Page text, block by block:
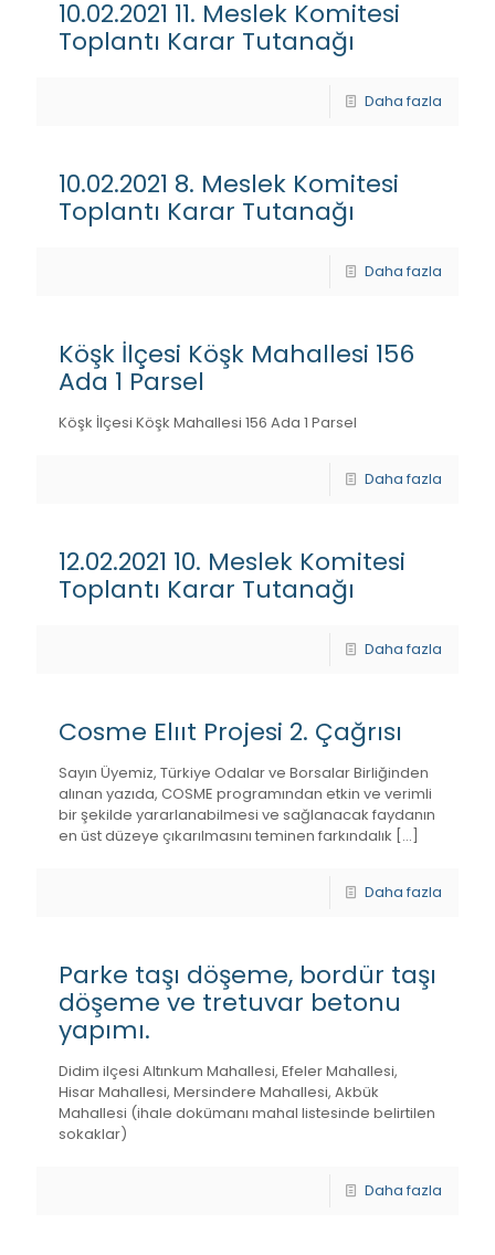
10.02.2021 11. Meslek Komitesi
Toplantı Karar Tutanağı
Daha fazla
10.02.2021 8. Meslek Komitesi
Toplantı Karar Tutanağı
Daha fazla
Köşk İlçesi Köşk Mahallesi 156
Ada 1 Parsel
Köşk İlçesi Köşk Mahallesi 156 Ada 1 Parsel
Daha fazla
12.02.2021 10. Meslek Komitesi
Toplantı Karar Tutanağı
Daha fazla
Cosme Elııt Projesi 2. Çağrısı
Sayın Üyemiz, Türkiye Odalar ve Borsalar Birliğinden
alınan yazıda, COSME programından etkin ve verimli
bir şekilde yararlanabilmesi ve sağlanacak faydanın
en üst düzeye çıkarılmasını teminen farkındalık […]
Daha fazla
Parke taşı döşeme, bordür taşı
döşeme ve tretuvar betonu
yapımı.
Didim ilçesi Altınkum Mahallesi, Efeler Mahallesi,
Hisar Mahallesi, Mersindere Mahallesi, Akbük
Mahallesi (ihale dokümanı mahal listesinde belirtilen
sokaklar)
Daha fazla